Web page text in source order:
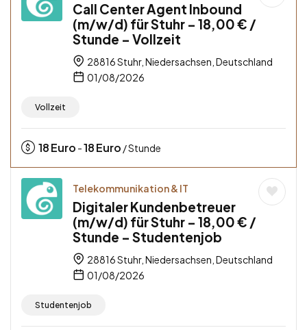
Call Center Agent Inbound
(m/w/d) für Stuhr – 18,00 € /
Stunde – Vollzeit
28816 Stuhr, Niedersachsen, Deutschland
01/08/2026
Vollzeit
18Euro -18Euro / Stunde
Telekommunikation & IT
Digitaler Kundenbetreuer
(m/w/d) für Stuhr – 18,00 € /
Stunde – Studentenjob
28816 Stuhr, Niedersachsen, Deutschland
01/08/2026
Studentenjob